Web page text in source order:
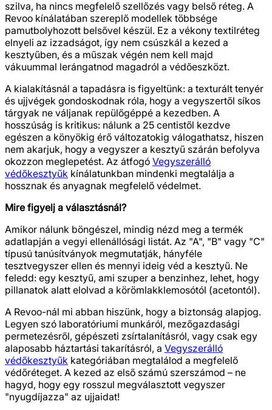
szilva, ha nincs megfelelő szellőzés vagy belső réteg. A
Revoo kínálatában szereplő modellek többsége
pamutbolyhozott belsővel készül. Ez a vékony textilréteg
elnyeli az izzadságot, így nem csúszkál a kezed a
kesztyűben, és a műszak végén nem kell majd
vákuummal lerángatnod magadról a védőeszközt.
A kialakításnál a tapadásra is figyeltünk: a texturált tenyér
és ujjvégek gondoskodnak róla, hogy a vegyszertől síkos
tárgyak ne váljanak repülőgéppé a kezedben. A
hosszúság is kritikus: nálunk a 25 centistől kezdve
egészen a könyökig érő változatokig válogathatsz, hiszen
nem akarjuk, hogy a vegyszer a kesztyű szárán befolyva
okozzon meglepetést. Az átfogó Vegyszerálló
védőkesztyűk kínálatunkban mindenki megtalálja a
hossznak és anyagnak megfelelő védelmet.
Mire figyelj a választásnál?
Amikor nálunk böngészel, mindig nézd meg a termék
adatlapján a vegyi ellenállósági listát. Az "A", "B" vagy "C"
típusú tanúsítványok megmutatják, hányféle
tesztvegyszer ellen és mennyi ideig véd a kesztyű. Ne
feledd: egy kesztyű, ami szuper a benzinhez, lehet, hogy
pillanatok alatt elolvad a körömlakklemosótól (acetontól).
A Revoo-nál mi abban hiszünk, hogy a biztonság alapjog.
Legyen szó laboratóriumi munkáról, mezőgazdasági
permetezésről, gépészeti zsírtalanításról, vagy csak egy
alaposabb háztartási takarításról, a Vegyszerálló
védőkesztyűk kategóriában megtalálod a megfelelő
védőréteget. A kezed az első számú szerszámod – ne
hagyd, hogy egy rosszul megválasztott vegyszer
"nyugdíjazza" az ujjaidat!